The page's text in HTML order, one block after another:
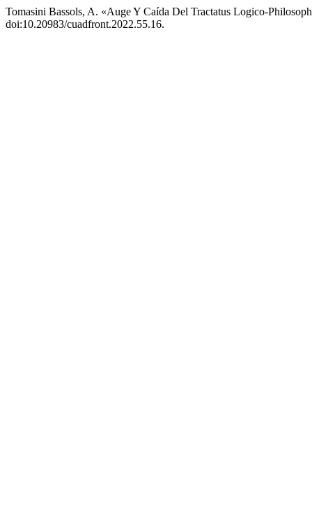
Tomasini Bassols, A. «Auge Y Caída Del Tractatus Logico-
doi:10.20983/cuadfront.2022.55.16.